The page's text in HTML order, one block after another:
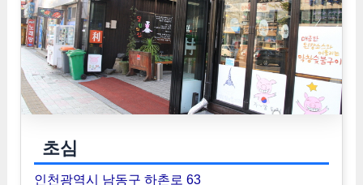
초심
인천광역시 남동구 하촌로 63